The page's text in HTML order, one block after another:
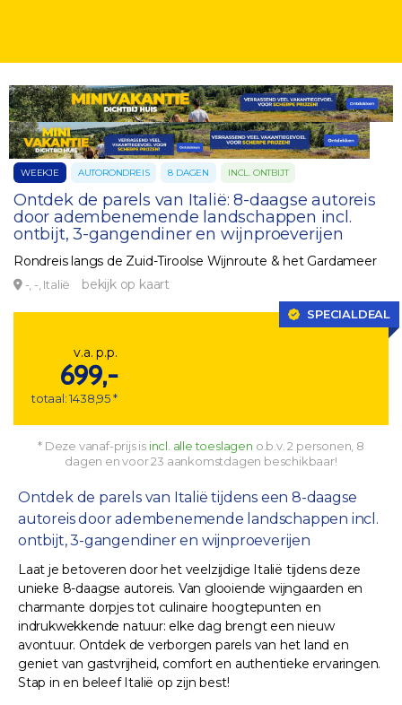
WEEKJE AUTORONDREIS 8 DAGEN INCL. ONTBIJT
Ontdek de parels van Italië: 8-daagse autoreis
door adembenemende landschappen incl.
ontbijt, 3-gangendiner en wijnproeverijen
Rondreis langs de Zuid-Tiroolse Wijnroute & het Gardameer
-, -, Italië bekijk op kaart
SPECIALDEAL
v.a. p.p.
699,-
totaal: 1438,95 *
* Deze vanaf-prijs is incl. alle toeslagen o.b.v. 2 personen, 8
dagen en voor 23 aankomstdagen beschikbaar!
Ontdek de parels van Italië tijdens een 8-daagse
autoreis door adembenemende landschappen incl.
ontbijt, 3-gangendiner en wijnproeverijen
Laat je betoveren door het veelzijdige Italië tijdens deze
unieke 8-daagse autoreis. Van glooiende wijngaarden en
charmante dorpjes tot culinaire hoogtepunten en
indrukwekkende natuur: elke dag brengt een nieuw
avontuur. Ontdek de verborgen parels van het land en
geniet van gastvrijheid, comfort en authentieke ervaringen.
Stap in en beleef Italië op zijn best!